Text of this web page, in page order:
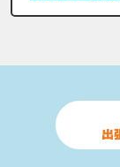
出